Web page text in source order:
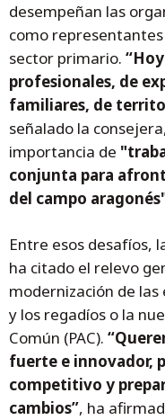
desempeñan las
como
sector primario.
profesionales, de
familiares, de
señalado la
importancia de
conjunta para
del campo
Entre esos desafíos,
ha citado el relevo
modernización de
y los regadíos o la
Común (PAC).
fuerte e innovador,
competitivo y
cambios”, ha